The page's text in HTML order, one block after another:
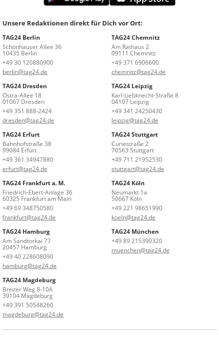
Unsere Redaktionen direkt für Dich vor Ort:
TAG24 Berlin
Schönhauser Allee 36
10435 Berlin
+49 30 120880900
berlin@tag24.de
TAG24 Chemnitz
Am Rathaus 2
09111 Chemnitz
+49 371 6906600
chemnitz@tag24.de
TAG24 Dresden
Ostra-Allee 18
01067 Dresden
+49 351 888-2424
dresden@tag24.de
TAG24 Leipzig
Karl-Liebknecht-Straße 8
04107 Leipzig
+49 341 24250430
leipzig@tag24.de
TAG24 Erfurt
Bahnhofstraße 38
99084 Erfurt
+49 361 34947880
erfurt@tag24.de
TAG24 Stuttgart
Curiestraße 2
70563 Stuttgart
+49 711 21952530
stuttgart@tag24.de
TAG24 Frankfurt a. M.
Friedrich-Ebert-Anlage 36
60325 Frankfurt am Main
+49 69 348750580
frankfurt@tag24.de
TAG24 Köln
Neumarkt 1a
50667 Köln
+49 221 98651990
koeln@tag24.de
TAG24 Hamburg
Am Sandtorkai 77
20457 Hamburg
+49 40 228608090
hamburg@tag24.de
TAG24 München
+49 89 215390320
muenchen@tag24.de
TAG24 Magdeburg
Breiter Weg 8-10A
39104 Magdeburg
+49 391 50548260
magdeburg@tag24.de